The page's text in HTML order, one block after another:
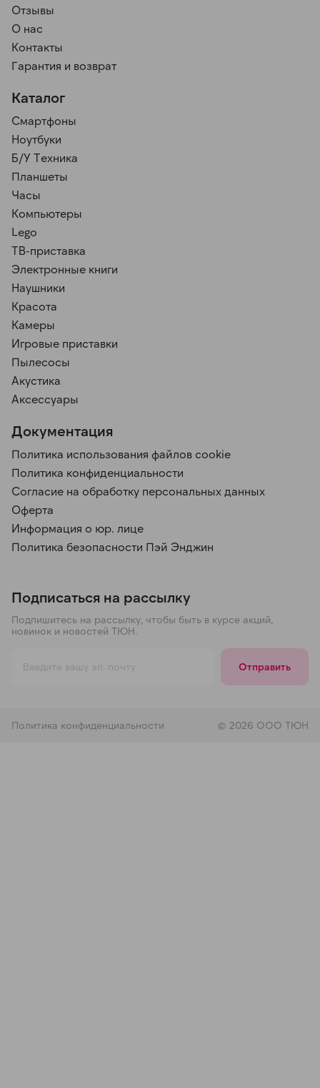
Отзывы
О нас
Контакты
Гарантия и возврат
Каталог
Смартфоны
Ноутбуки
Б/У Техника
Планшеты
Часы
Компьютеры
Lego
ТВ-приставка
Электронные книги
Наушники
Красота
Камеры
Игровые приставки
Пылесосы
Акустика
Аксессуары
Документация
Политика использования файлов cookie
Политика конфиденциальности
Согласие на обработку персональных данных
Оферта
Информация о юр. лице
Политика безопасности Пэй Энджин
Подписаться на рассылку
Подпишитесь на рассылку, чтобы быть в курсе акций,
новинок и новостей ТЮН.
Отправить
Политика конфиденциальности © 2026 ООО ТЮН